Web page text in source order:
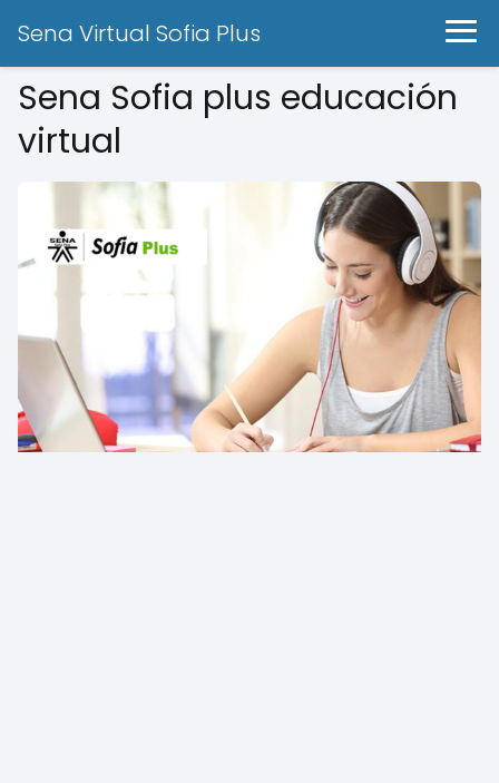
Sena Virtual Sofia Plus
Sena Sofia plus educación
virtual